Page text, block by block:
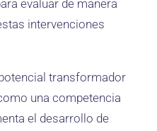
evaluar de manera
intervenciones
transformador
una competencia
el desarrollo de